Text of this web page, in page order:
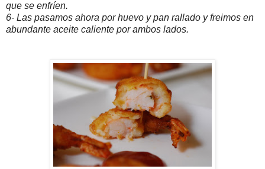
que se enfríen.
6- Las pasamos ahora por huevo y pan rallado y freimos en
abundante aceite caliente por ambos lados.